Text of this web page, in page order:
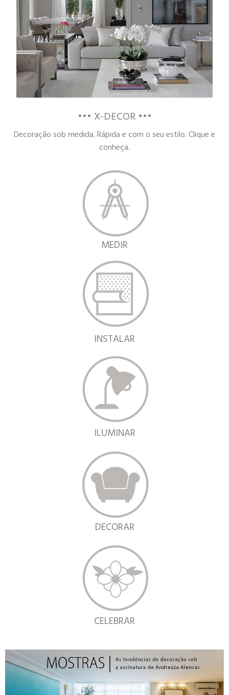
••• X-DECOR •••
Decoração sob medida. Rápida e com o seu estilo. Clique e
conheça.
MEDIR
INSTALAR
ILUMINAR
DECORAR
CELEBRAR
MOSTRAS